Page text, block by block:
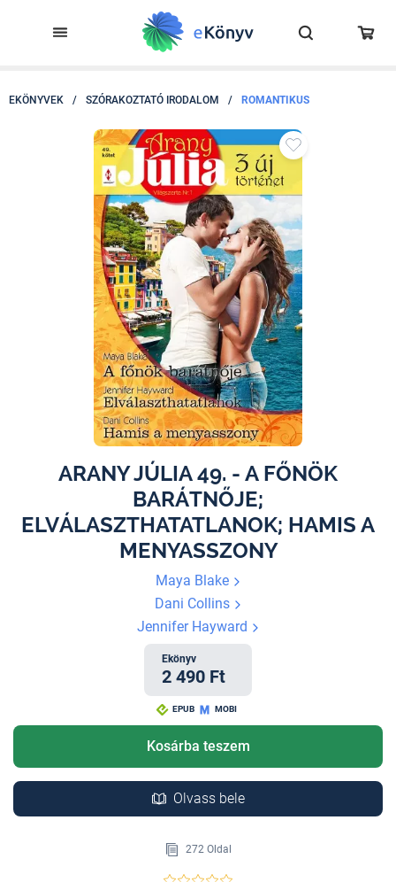
EKÖNYVEK / SZÓRAKOZTATÓ IRODALOM / ROMANTIKUS
ARANY JÚLIA 49. - A FŐNÖK
BARÁTNŐJE;
ELVÁLASZTHATATLANOK; HAMIS A
MENYASSZONY
Maya Blake
Dani Collins
Jennifer Hayward
Ekönyv
2 490 Ft
EPUB MOBI
Kosárba teszem
Olvass bele
272 Oldal